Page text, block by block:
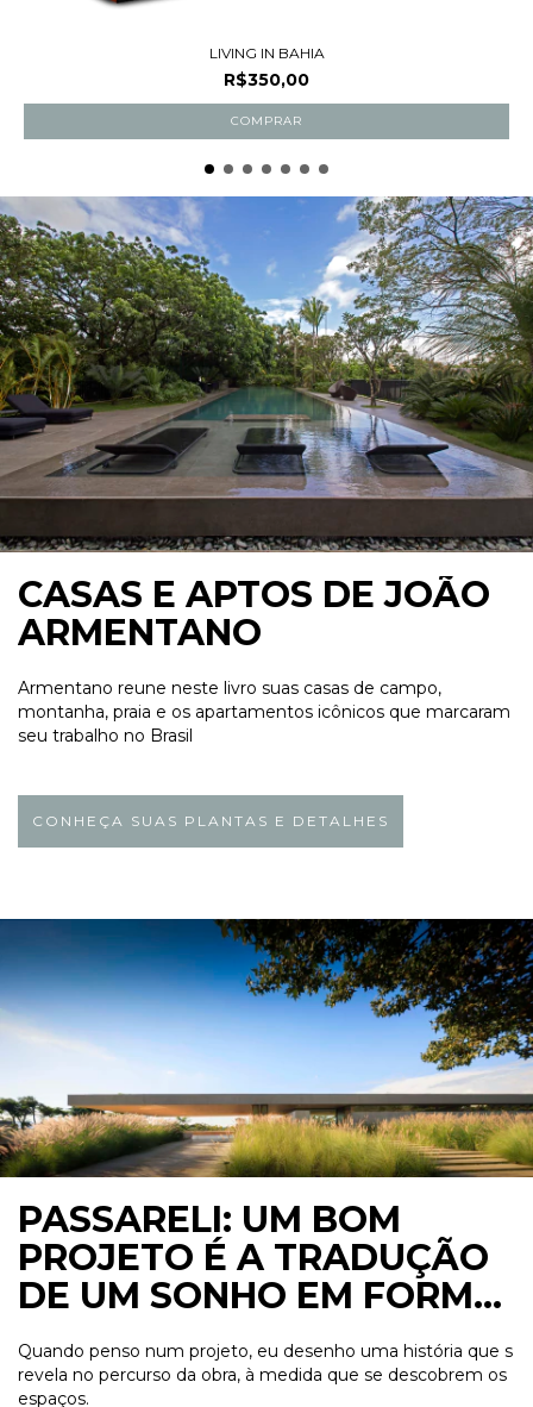
LIVING IN BAHIA
R$350,00
CASAS E APTOS DE JOÃO
ARMENTANO
Armentano reune neste livro suas casas de campo,
montanha, praia e os apartamentos icônicos que marcaram
seu trabalho no Brasil
CONHEÇA SUAS PLANTAS E DETALHES
PASSARELI: UM BOM
PROJETO É A TRADUÇÃO
DE UM SONHO EM FORMA
E ESPAÇO
Quando penso num projeto, eu desenho uma história que s
revela no percurso da obra, à medida que se descobrem os
espaços.